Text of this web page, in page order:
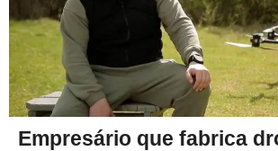
Empresário que fabrica